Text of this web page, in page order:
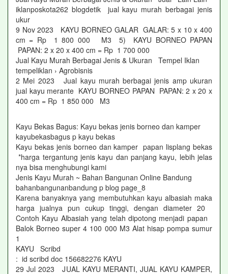
iklanposkota262 blogdetik jual kayu murah berbagai jenis
ukur
9 Nov 2023 KAYU BORNEO GALAR GALAR: 5 x 10 x 400
cm = Rp 1 800 000 M3 5) KAYU BORNEO PAPAN
PAPAN: 2 x 20 x 400 cm = Rp 1 700 000
Jual Kayu Murah Berbagai Jenis & Ukuran Tempel Iklan
tempeliklan › Agrobisnis
2 Mei 2023 Jual kayu murah berbagai jenis amp ukuran
jual kayu merante KAYU BORNEO PAPAN PAPAN: 2 x 20 x
400 cm = Rp 1 850 000 M3
Kayu Bekas Bagus: Kayu bekas jenis borneo dan kamper
kayubekasbagus p kayu bekas
Kayu bekas jenis borneo dan kamper papan lisplang bekas
*harga tergantung jenis kayu dan panjang kayu, lebih jelas
nya bisa menghubungi kami
Jenis Kayu Murah ~ Bahan Bangunan Online Bandung
bahanbangunanbandung p blog page_8
Karena banyaknya yang membutuhkan kayu albasiah maka
harga jualnya pun cukup tinggi, dengan diameter 20
Contoh Kayu Albasiah yang telah dipotong menjadi papan
Balok Borneo super 4 100 000 M3 Alat hisap pompa sumur
1
KAYU Scribd
: id scribd doc 156682276 KAYU
29 Jul 2023 JUAL KAYU MERANTI, JUAL KAYU KAMPER,